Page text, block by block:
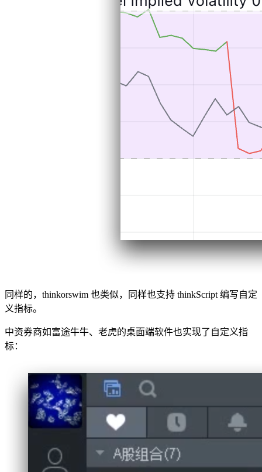
同样的，thinkorswim 也类似，同样也支持 thinkScript 编写自定
义指标。
中资券商如富途牛牛、老虎的桌面端软件也实现了自定义指
标：